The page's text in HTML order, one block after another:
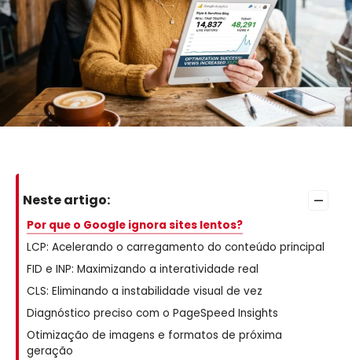
Neste artigo: –
Por que o Google ignora sites lentos?
LCP: Acelerando o carregamento do conteúdo principal
FID e INP: Maximizando a interatividade real
CLS: Eliminando a instabilidade visual de vez
Diagnóstico preciso com o PageSpeed Insights
Otimização de imagens e formatos de próxima
geração